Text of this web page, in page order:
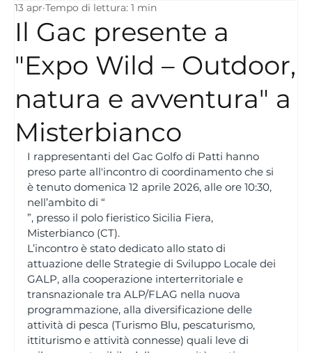
Il Gac presente a
"Expo Wild – Outdoor,
natura e avventura" a
Misterbianco
13 apr Tempo di lettura: 1 min
I rappresentanti del Gac Golfo di Patti hanno
preso parte all'incontro di coordinamento che si
è tenuto domenica 12 aprile 2026, alle ore 10:30,
nell’ambito di “
”, presso il polo fieristico Sicilia Fiera,
Misterbianco (CT).
L’incontro è stato dedicato allo stato di
attuazione delle Strategie di Sviluppo Locale dei
GALP, alla cooperazione interterritoriale e
transnazionale tra ALP/FLAG nella nuova
programmazione, alla diversificazione delle
attività di pesca (Turismo Blu, pescaturismo,
ittiturismo e attività connesse) quali leve di